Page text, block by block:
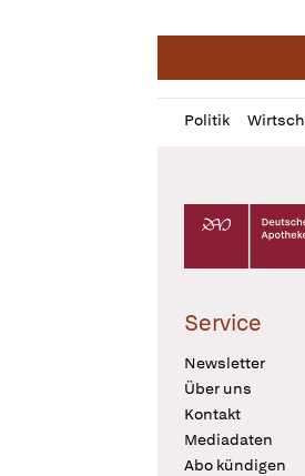
Politik
Profil
öffnen
Daz
Pur
Deutscher
Service
Newsletter
Über uns
Kontakt
Mediadaten
Abo kündigen